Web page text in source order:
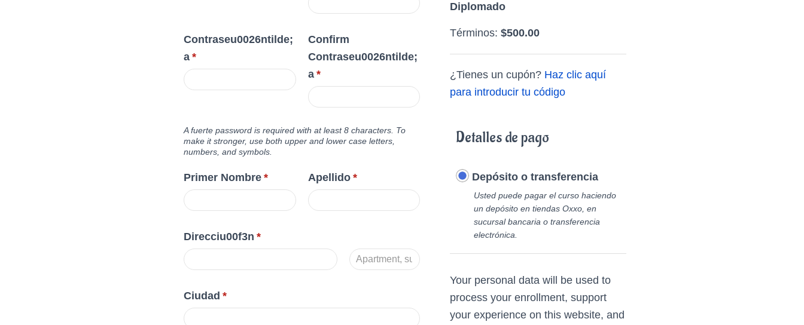
Contraseu0026ntilde;
a *
Confirm
Contraseu0026ntilde;
a *
A fuerte password is required with at least 8 characters. To
make it stronger, use both upper and lower case letters,
numbers, and symbols.
Primer Nombre * Apellido *
Direcciu00f3n *
Ciudad *
Diplomado
Términos: $500.00
¿Tienes un cupón? Haz clic aquí
para introducir tu código
Detalles de pago
Depósito o transferencia
Usted puede pagar el curso haciendo
un depósito en tiendas Oxxo, en
sucursal bancaria o transferencia
electrónica.
Your personal data will be used to
process your enrollment, support
your experience on this website, and